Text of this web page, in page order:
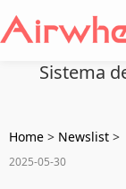
Sistema
Home > Newslist >
2025-05-30